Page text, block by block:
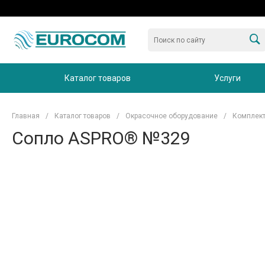
Каталог товаров Услуги
Главная / Каталог товаров / Окрасочное оборудование /
Сопло ASPRO® №329